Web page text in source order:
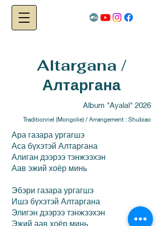
Altargana /
Алтаргана
Album "Ayalal" 2026
Traditionnel (Mongolie) / Arrangement : Shubiao
Ара газара ургагшэ
Аса бүхэтэй Алтаргана
Алиган дээрээ тэнжээхэн
Аав эжий хоёр минь
Эбэри газара ургагшэ
Ишэ бүхэтэй Алтаргана
Элигэн дээрээ тэнжээхэн
Эжий аав хоёр минь